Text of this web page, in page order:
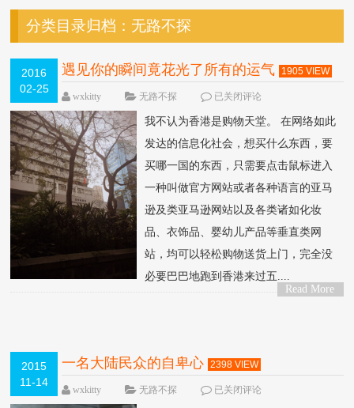
分类目录归档： 无路不探
2016
02-25
遇见你的瞬间竟花光了所有的运气 1905 VIEW
wxkitty 无路不探 已关闭评论
我不认为香港是购物天堂。 在网络如此
发达的信息化社会，想买什么东西，要
买哪一国的东西，只需要点击鼠标进入
一种叫做官方网站或者各种语言的亚马
逊及类亚马逊网站以及各类诸如化妆
品、衣饰品、婴幼儿产品等垂直类网
站，均可以轻松购物送货上门，完全没
必要巴巴地跑到香港来过五....
Read More
2015
11-14
一名大陆民众的自卑心 2398 VIEW
wxkitty 无路不探 已关闭评论